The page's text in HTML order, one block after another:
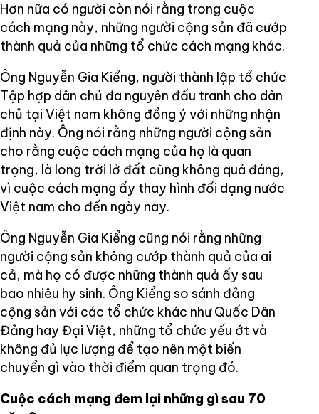
Hơn nữa có người còn nói rằng trong cuộc
cách mạng này, những người cộng sản đã cướp
thành quả của những tổ chức cách mạng khác.
Ông Nguyễn Gia Kiểng, người thành lập tổ chức
Tập hợp dân chủ đa nguyên đấu tranh cho dân
chủ tại Việt nam không đồng ý với những nhận
định này. Ông nói rằng những người cộng sản
cho rằng cuộc cách mạng của họ là quan
trọng, là long trời lở đất cũng không quá đáng,
vì cuộc cách mạng ấy thay hình đổi dạng nước
Việt nam cho đến ngày nay.
Ông Nguyễn Gia Kiểng cũng nói rằng những
người cộng sản không cướp thành quả của ai
cả, mà họ có được những thành quả ấy sau
bao nhiêu hy sinh. Ông Kiểng so sánh đảng
cộng sản với các tổ chức khác như Quốc Dân
Đảng hay Đại Việt, những tổ chức yếu ớt và
không đủ lực lượng để tạo nên một biến
chuyển gì vào thời điểm quan trọng đó.
Cuộc cách mạng đem lại những gì sau 70